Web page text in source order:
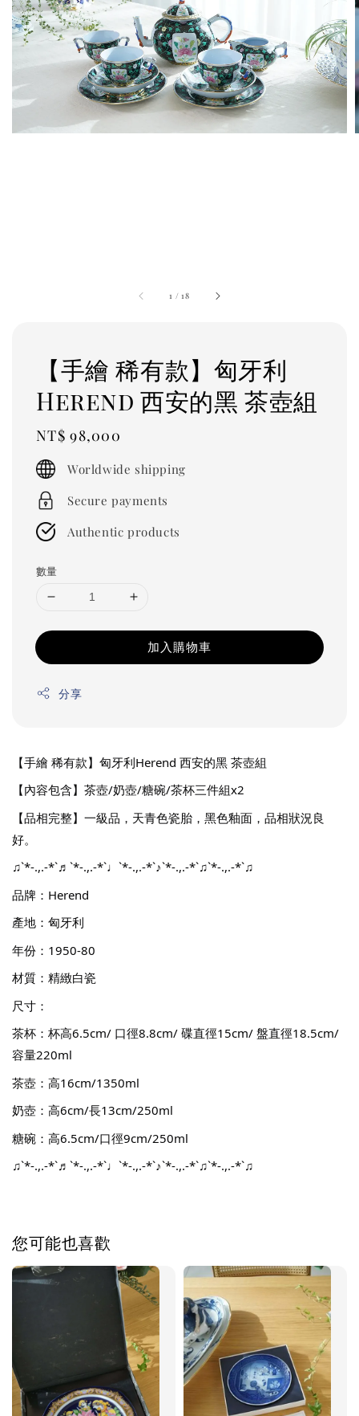
1 /18
【手繪 稀有款】匈牙利
Herend 西安的黑 茶壺組
Regular
price
NT$ 98,000
Worldwide shipping
Secure payments
Authentic products
數量
加入購物車
分享
【手繪 稀有款】匈牙利Herend 西安的黑 茶壺組
【內容包含】茶壺/奶壺/糖碗/茶杯三件組x2
【品相完整】一級品，天青色瓷胎，黑色釉面，品相狀況良
好。
♫`*-.,.-*`♬`*-.,.-*`♩`*-.,.-*`♪`*-.,.-*`♫`*-.,.-*`♫
品牌：Herend
產地：匈牙利
年份：1950-80
材質：精緻白瓷
尺寸：
茶杯：杯高6.5cm/ 口徑8.8cm/ 碟直徑15cm/ 盤直徑18.5cm/
容量220ml
茶壺：高16cm/1350ml
奶壺：高6cm/長13cm/250ml
糖碗：高6.5cm/口徑9cm/250ml
♫`*-.,.-*`♬`*-.,.-*`♩`*-.,.-*`♪`*-.,.-*`♫`*-.,.-*`♫
您可能也喜歡